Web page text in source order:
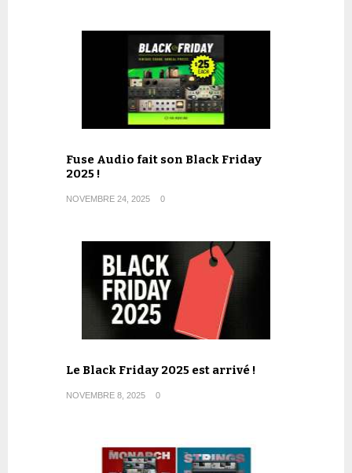
Fuse Audio fait son Black Friday
2025 !
NOVEMBRE 24, 2025 0
Le Black Friday 2025 est arrivé !
NOVEMBRE 8, 2025 0